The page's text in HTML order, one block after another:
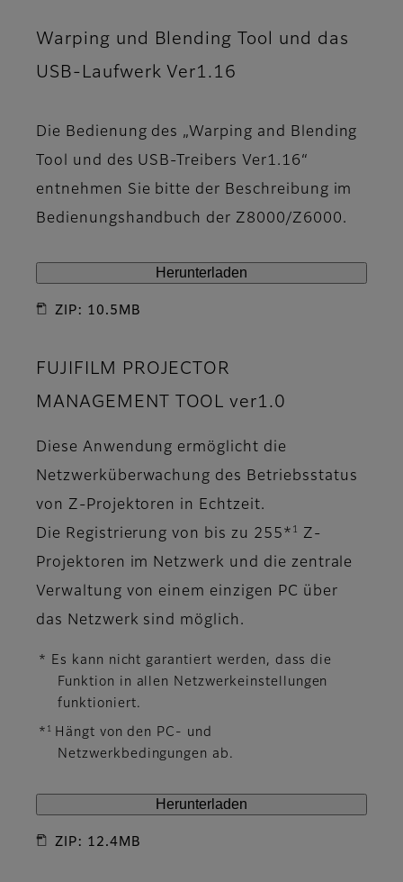
Warping und Blending Tool und das
USB-Laufwerk Ver1.16
Die Bedienung des „Warping and Blending
Tool und des USB-Treibers Ver1.16“
entnehmen Sie bitte der Beschreibung im
Bedienungshandbuch der Z8000/Z6000.
Herunterladen
ZIP: 10.5MB
FUJIFILM PROJECTOR
MANAGEMENT TOOL ver1.0
Diese Anwendung ermöglicht die
Netzwerküberwachung des Betriebsstatus
von Z-Projektoren in Echtzeit.
Die Registrierung von bis zu 255* 1
Z-
Projektoren im Netzwerk und die zentrale
Verwaltung von einem einzigen PC über
das Netzwerk sind möglich.
* Es kann nicht garantiert werden, dass die
Funktion in allen Netzwerkeinstellungen
funktioniert.
* 1
Hängt von den PC- und
Netzwerkbedingungen ab.
Herunterladen
ZIP: 12.4MB